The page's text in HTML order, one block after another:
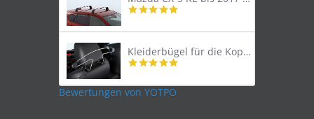
4.9
rating
Kleiderbügel für die Kopfstütze
4.9
rating
Bewertungen von YOTPO